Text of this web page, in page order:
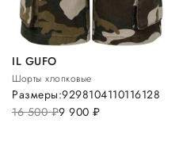
IL GUFO
Шорты хлопковые
16 500руб.9 900 руб.
Размеры:9298104110116128